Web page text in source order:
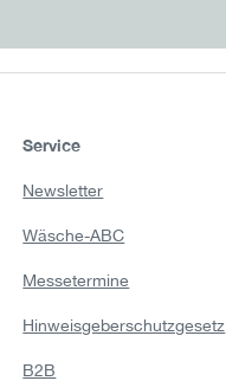
Service
Newsletter
Wäsche-ABC
Messetermine
Hinweisgeberschutzgesetz
B2B